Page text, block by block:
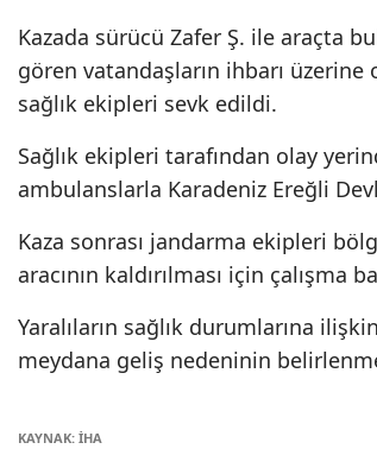
Kazada sürücü Zafer Ş. ile araçta
gören vatandaşların ihbarı
sağlık ekipleri sevk edildi.
Sağlık ekipleri tarafından olay
ambulanslarla Karadeniz Ereğli
Kaza sonrası jandarma ekipleri
aracının kaldırılması için çalışma
Yaralıların sağlık durumlarına
meydana geliş nedeninin
KAYNAK: İHA